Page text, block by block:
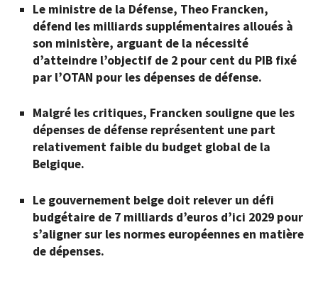
Le ministre de la Défense, Theo Francken,
défend les milliards supplémentaires alloués à
son ministère, arguant de la nécessité
d’atteindre l’objectif de 2 pour cent du PIB fixé
par l’OTAN pour les dépenses de défense.
Malgré les critiques, Francken souligne que les
dépenses de défense représentent une part
relativement faible du budget global de la
Belgique.
Le gouvernement belge doit relever un défi
budgétaire de 7 milliards d’euros d’ici 2029 pour
s’aligner sur les normes européennes en matière
de dépenses.